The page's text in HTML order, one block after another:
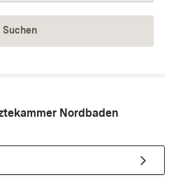
Suchen
Nordbaden